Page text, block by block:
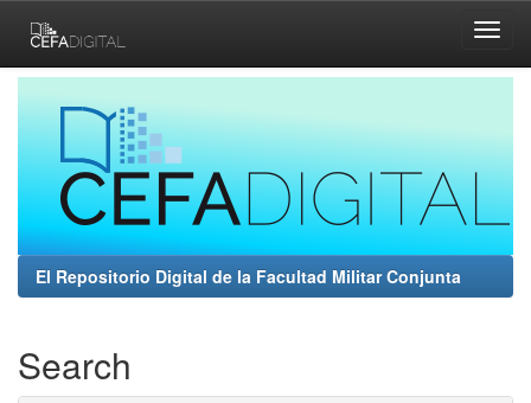
navigation
El Repositorio Digital de la Facultad Militar Conjunta
Search